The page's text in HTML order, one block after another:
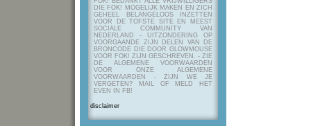
DIE FOK! MOGELIJK MAKEN EN ZICH
GEHEEL BELANGELOOS INZETTEN
VOOR DE TOFSTE SITE EN MEEST
SOCIALE COMMUNITY VAN
NEDERLAND - UITZONDERING OP
VOORGAANDE ZIJN DELEN VAN DE
BRONCODE DIE DOOR GLOWMOUSE
VOOR FOK! ZIJN GESCHREVEN. - ZIE
DE ALGEMENE VOORWAARDEN
VOOR ONZE ALGEMENE
VOORWAARDEN - ZIJN WE JE
VERGETEN? MAIL OF MELD HET
EVEN IN FB!
disclaimer